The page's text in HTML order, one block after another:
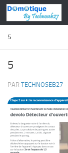
Skip to content
5
5
PAR TECHNOSEB27 ·